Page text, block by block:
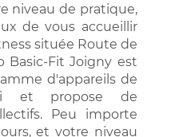
niveau de pratique,
de vous accueillir
située Route de
Basic-Fit Joigny est
d'appareils de
et propose de
Peu importe
et votre niveau